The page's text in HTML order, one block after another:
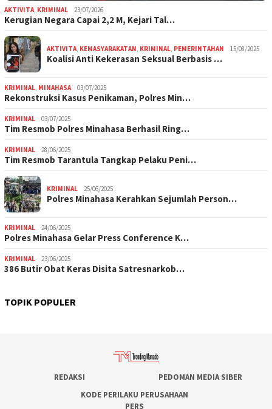
AKTIVITA KRIMINAL 23/07/2026
Kerugian Negara Capai 2,2 M, Kejari Tal…
AKTIVITA KEMASYARAKATAN KRIMINAL PEMERINTAHAN 15/08/2025
Koalisi Anti Kekerasan Seksual Berbasis …
KRIMINAL MINAHASA 03/07/2025
Rekonstruksi Kasus Penikaman, Polres Min…
KRIMINAL 03/07/2025
Tim Resmob Polres Minahasa Berhasil Ring…
KRIMINAL 28/06/2025
Tim Resmob Tarantula Tangkap Pelaku Peni…
KRIMINAL 25/06/2025
Polres Minahasa Kerahkan Sejumlah Person…
KRIMINAL 24/06/2025
Polres Minahasa Gelar Press Conference K…
KRIMINAL 23/06/2025
386 Butir Obat Keras Disita Satresnarkob…
TOPIK POPULER
REDAKSI
PEDOMAN MEDIA SIBER
KODE PERILAKU PERUSAHAAN
PERS